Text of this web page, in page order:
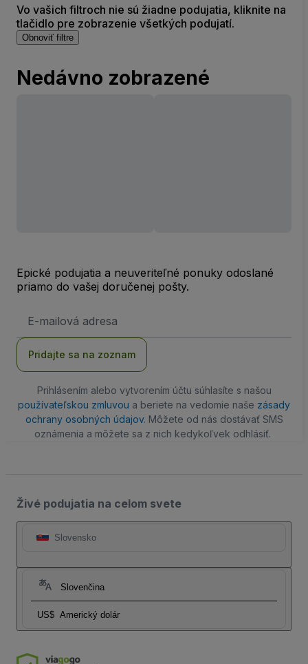
Vo vašich filtroch nie sú žiadne podujatia, kliknite na
tlačidlo pre zobrazenie všetkých podujatí.
Obnoviť filtre
Nedávno zobrazené
Epické podujatia a neuveriteľné ponuky odoslané
priamo do vašej doručenej pošty.
mailová
Pridajte sa na zoznam
Prihlásením alebo vytvorením účtu súhlasíte s našou
používateľskou zmluvou a beriete na vedomie naše zásady
ochrany osobných údajov. Môžete od nás dostávať SMS
oznámenia a môžete sa z nich kedykoľvek odhlásiť.
Živé podujatia na celom svete
Slovensko
Slovenčina
US$ Americký dolár